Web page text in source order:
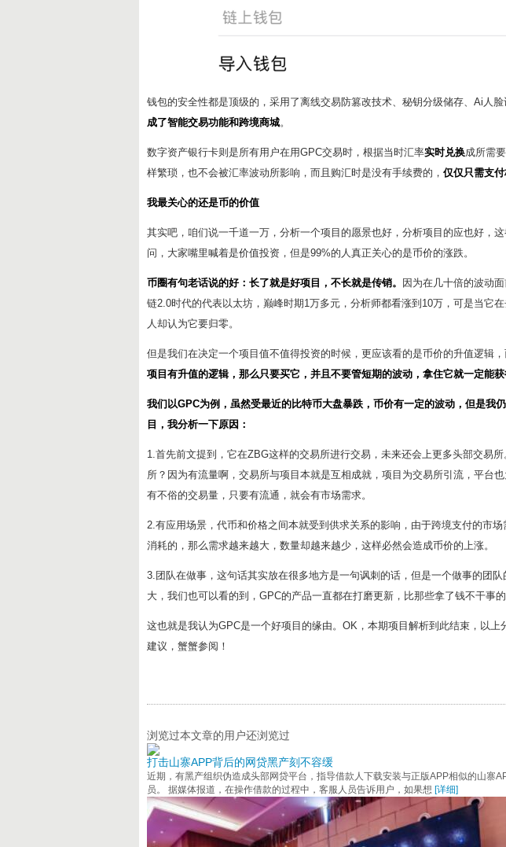
钱包的安全性都是顶级的，采用了离线交易防篡改技术、秘钥分级储存、Ai人脸
成了智能交易功能和跨境商城。
数字资产银行卡则是所有用户在用GPC交易时，根据当时汇率实时兑换成所需
样繁琐，也不会被汇率波动所影响，而且购汇时是没有手续费的， 仅仅只需支
我最关心的还是币的价值
其实吧，咱们说一千道一万，分析一个项目的愿景也好，分析项目的应也好，
问，大家嘴里喊着是价值投资，但是99%的人真正关心的是币价的涨跌。
币圈有句老话说的好：长了就是好项目，不长就是传销。
因为在几十倍的波动
链2.0时代的代表以太坊，巅峰时期1万多元，分析师都看涨到10万，可是当它
人却认为它要归零。
但是我们在决定一个项目值不值得投资的时候，更应该看的是币价的升值逻辑，
项目有升值的逻辑，那么只要买它，并且不要管短期的波动，拿住它就一定能获
我们以GPC为例，虽然受最近的比特币大盘暴跌，币价有一定的波动，但是我
目，我分析一下原因：
1.首先前文提到，它在ZBG这样的交易所进行交易，未来还会上更多头部交易
所？因为有流量啊，交易所与项目本就是互相成就，项目为交易所引流，平台
有不俗的交易量，只要有流通，就会有市场需求。
2.有应用场景，代币和价格之间本就受到供求关系的影响，由于跨境支付的市
消耗的，那么需求越来越大，数量却越来越少，这样必然会造成币价的上涨。
3.团队在做事，这句话其实放在很多地方是一句讽刺的话，但是一个做事的团
大，我们也可以看的到，GPC的产品一直都在打磨更新，比那些拿了钱不干事的
这也就是我认为GPC是一个好项目的缘由。OK，本期项目解析到此结束，以上
建议，蟹蟹参阅！
浏览过本文章的用户还浏览过
打击山寨APP背后的网贷黑产刻不容缓
近期，有黑产组织伪造成头部网贷平台，指导借款人下载安装与正版APP相似的山寨
员。 据媒体报道，在操作借款的过程中，客服人员告诉用户，如果想 [详细]